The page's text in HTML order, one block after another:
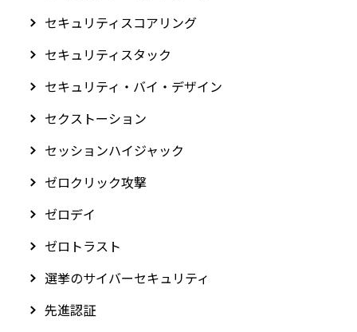
セキュリティスコアリング
セキュリティスタック
セキュリティ・バイ・デザイン
セクストーション
セッションハイジャック
ゼロクリック攻撃
ゼロデイ
ゼロトラスト
選挙のサイバーセキュリティ
先進認証